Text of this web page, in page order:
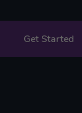
Get Started